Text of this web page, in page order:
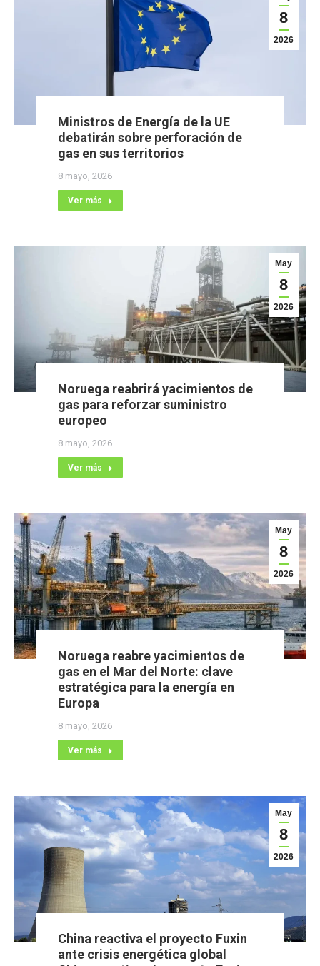
8
2026
Ministros de Energía de la UE
debatirán sobre perforación de
gas en sus territorios
8 mayo, 2026
Ver más
May
8
2026
Noruega reabrirá yacimientos de
gas para reforzar suministro
europeo
8 mayo, 2026
Ver más
May
8
2026
Noruega reabre yacimientos de
gas en el Mar del Norte: clave
estratégica para la energía en
Europa
8 mayo, 2026
Ver más
May
8
2026
China reactiva el proyecto Fuxin
ante crisis energética global